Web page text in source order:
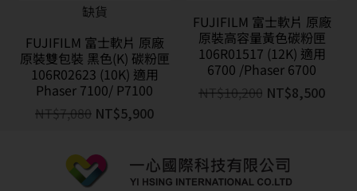
缺貨
FUJIFILM 富士軟片 原廠
原裝雙包裝 黑色(K) 碳粉匣
106R02623 (10K) 適用
Phaser 7100/ P7100
NT$ 7,080 NT$5,900
FUJIFILM 富士軟片 原廠
原裝高容量黃色碳粉匣
106R01517 (12K) 適用
6700 /Phaser 6700
NT$ 10,200 NT$8,500